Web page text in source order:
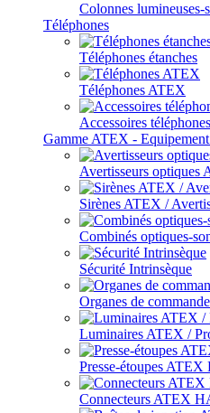
Colonnes lumineuses-
Téléphones
Téléphones étanches
Téléphones ATEX
Accessoires téléphones
Gamme ATEX -
Avertisseurs optiques
Sirènes ATEX /
Combinés optiques-
Sécurité Intrinsèque
Organes de
Luminaires ATEX /
Presse-étoupes
Connecteurs ATEX